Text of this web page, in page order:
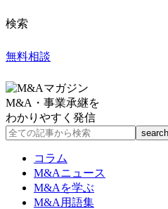
検索
無料相談
M&A・事業承継を
わかりやすく発信
コラム
M&Aニュース
M&Aを学ぶ
M&A用語集